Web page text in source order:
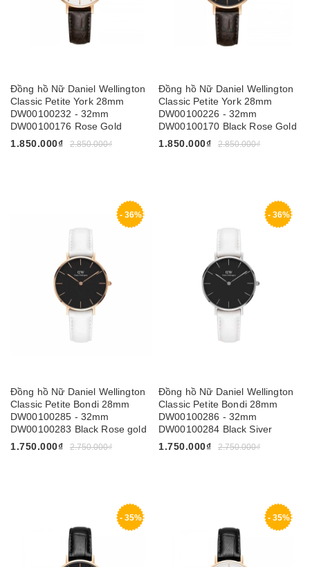
Đồng hồ Nữ Daniel Wellington
Classic Petite York 28mm
DW00100232 - 32mm
DW00100176 Rose Gold
1.850.000₫
2.850.000₫
Đồng hồ Nữ Daniel Wellington
Classic Petite York 28mm
DW00100226 - 32mm
DW00100170 Black Rose Gold
1.850.000₫
2.850.000₫
- 36%
Đồng hồ Nữ Daniel Wellington
Classic Petite Bondi 28mm
DW00100285 - 32mm
DW00100283 Black Rose gold
1.750.000₫
2.750.000₫
- 36%
Đồng hồ Nữ Daniel Wellington
Classic Petite Bondi 28mm
DW00100286 - 32mm
DW00100284 Black Siver
1.750.000₫
2.750.000₫
- 35% - 35%